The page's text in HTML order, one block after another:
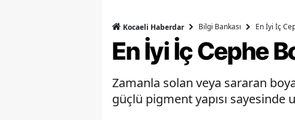
Kocaeli Haberdar Bilgi Bankası En İyi İç
En İyi İç Cephe
Zamanla solan veya sararan
güçlü pigment yapısı sayesinde